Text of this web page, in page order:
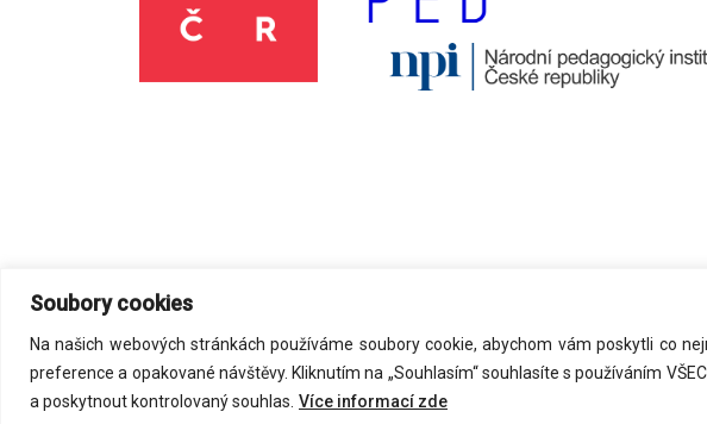
Soubory cookies
Na našich webových stránkách používáme soubory cookie, abychom vám poskytli co
preference a opakované návštěvy. Kliknutím na „Souhlasím“ souhlasíte s používáním
a poskytnout kontrolovaný souhlas. Více informací zde
©2026 Acmark s.r.o . All Rights Reserved.